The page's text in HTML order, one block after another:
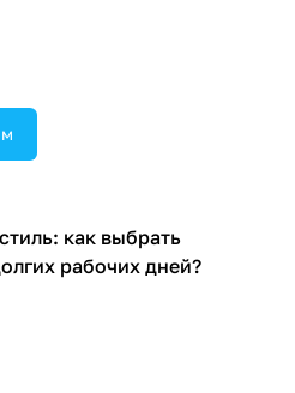
как выбрать
рабочих дней?